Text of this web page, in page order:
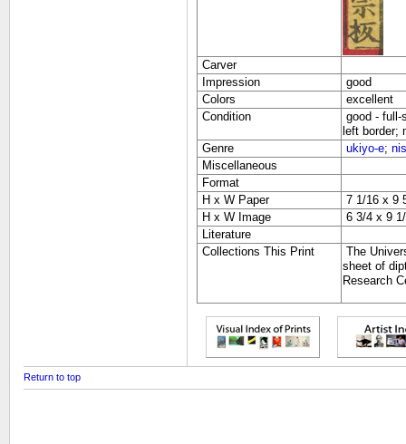
Carver
Impression
good
Colors
excellent
Condition
good - full-
left border;
Genre
ukiyo-e;
Miscellaneous
Format
H x W Paper
7 1/16 x 9
H x W Image
6 3/4 x 9
Literature
Collections This Print
The
sheet of
Research
Return to top